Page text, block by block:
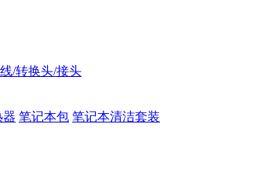
/转换头/接头
器 笔记本包 笔记本清洁套装